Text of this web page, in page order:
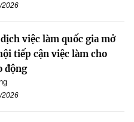
2026
việc làm quốc gia mở
tiếp cận việc làm cho
động
2026